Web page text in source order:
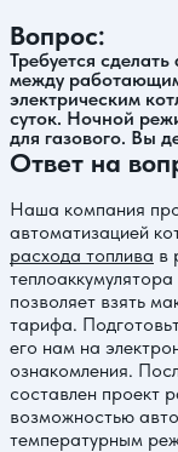
Вопрос:
Требуется
между
электрическим
суток. Ночной
для газового. Вы
Ответ на
Наша компания
автоматизацией
расхода топлива в
позволяет взять
тарифа.
его нам на
ознакомления.
составлен проект
возможностью
температурным